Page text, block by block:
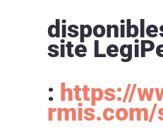
site
: https://